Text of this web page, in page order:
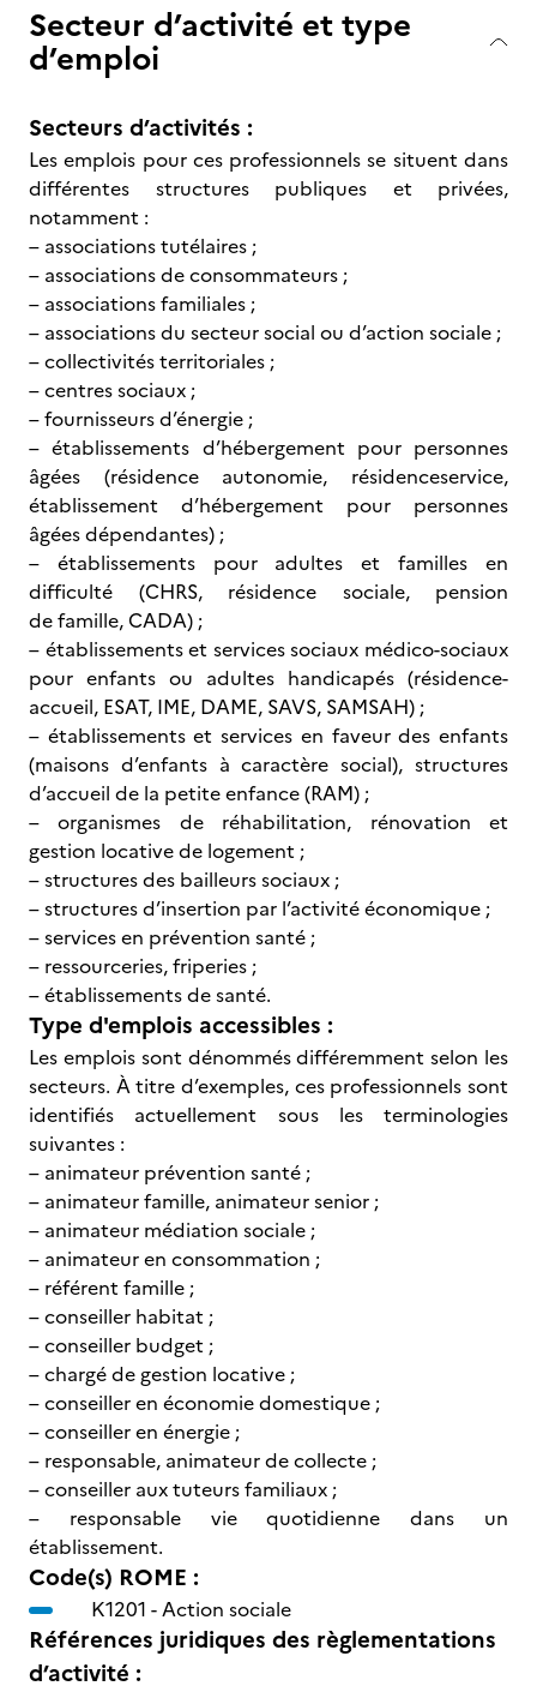
Secteur d’activité et type
d’emploi
Secteurs d’activités :
Les emplois pour ces professionnels se situent dans
différentes structures publiques et privées,
notamment :
– associations tutélaires ;
– associations de consommateurs ;
– associations familiales ;
– associations du secteur social ou d’action sociale ;
– collectivités territoriales ;
– centres sociaux ;
– fournisseurs d’énergie ;
– établissements d’hébergement pour personnes
âgées (résidence autonomie, résidenceservice,
établissement d’hébergement pour personnes
âgées dépendantes) ;
– établissements pour adultes et familles en
difficulté (CHRS, résidence sociale, pension
de famille, CADA) ;
– établissements et services sociaux médico-sociaux
pour enfants ou adultes handicapés (résidence-
accueil, ESAT, IME, DAME, SAVS, SAMSAH) ;
– établissements et services en faveur des enfants
(maisons d’enfants à caractère social), structures
d’accueil de la petite enfance (RAM) ;
– organismes de réhabilitation, rénovation et
gestion locative de logement ;
– structures des bailleurs sociaux ;
– structures d’insertion par l’activité économique ;
– services en prévention santé ;
– ressourceries, friperies ;
– établissements de santé.
Type d'emplois accessibles :
Les emplois sont dénommés différemment selon les
secteurs. À titre d’exemples, ces professionnels sont
identifiés actuellement sous les terminologies
suivantes :
– animateur prévention santé ;
– animateur famille, animateur senior ;
– animateur médiation sociale ;
– animateur en consommation ;
– référent famille ;
– conseiller habitat ;
– conseiller budget ;
– chargé de gestion locative ;
– conseiller en économie domestique ;
– conseiller en énergie ;
– responsable, animateur de collecte ;
– conseiller aux tuteurs familiaux ;
– responsable vie quotidienne dans un
établissement.
Code(s) ROME :
K1201 -Action sociale
Références juridiques des règlementations
d’activité :